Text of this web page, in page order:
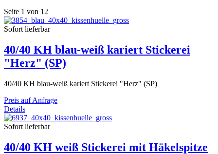
Seite 1 von 12
Sofort lieferbar
40/40 KH blau-weiß kariert Stickerei
"Herz" (SP)
40/40 KH blau-weiß kariert Stickerei "Herz" (SP)
Preis auf Anfrage
Details
Sofort lieferbar
40/40 KH weiß Stickerei mit Häkelspitze